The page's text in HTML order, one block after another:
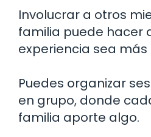
Involucrar a otros
familia puede hacer
experiencia sea
Puedes organizar
en grupo, donde
familia aporte algo.